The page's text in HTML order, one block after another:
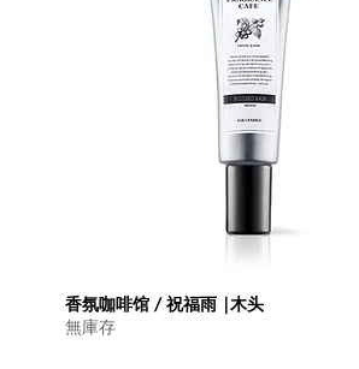
快速瀏覽
香氛咖啡馆 / 祝福雨 |木头
無庫存